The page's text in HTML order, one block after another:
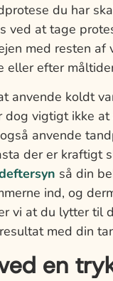
du har
ved at tage
med resten
eller efter
anvende koldt
dog vigtigt ikke
anvende
der er kraftigt
så din
ind, og
vi at du lytter til
med din
en